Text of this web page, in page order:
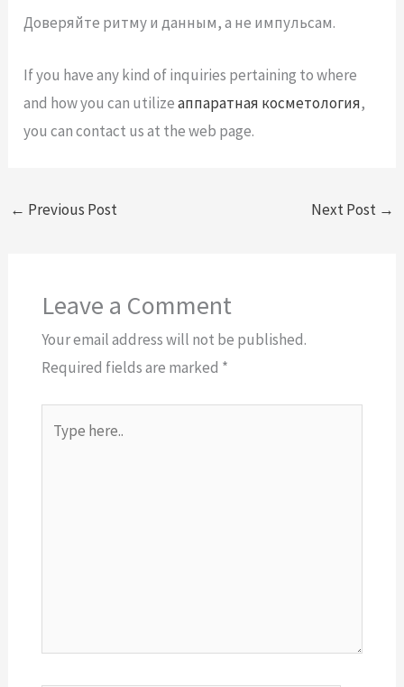
Доверяйте ритму и данным, а не импульсам.
If you have any kind of inquiries pertaining to where
and how you can utilizeаппаратная косметология,
you can contact us at the web page.
← Previous Post Next Post →
Leave a Comment
Your email address will not be published.
Required fields are marked *
here..